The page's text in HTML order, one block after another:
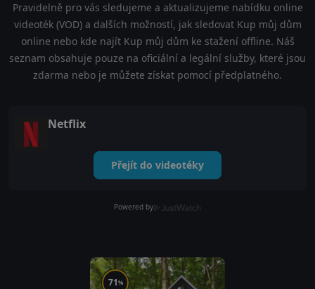
Pravidelně pro vás sledujeme a aktualizujeme nabídku online
videoték (VOD) a dalších možností, jak sledovat Kup můj dům
online nebo kde najít Kup můj dům ke stažení offline. Náš
seznam obsahuje pouze na oficiální a legální služby, které jsou
zdarma nebo je můžete získat pomocí předplatného.
Netflix
Přejít do videotéky
Powered by
71%